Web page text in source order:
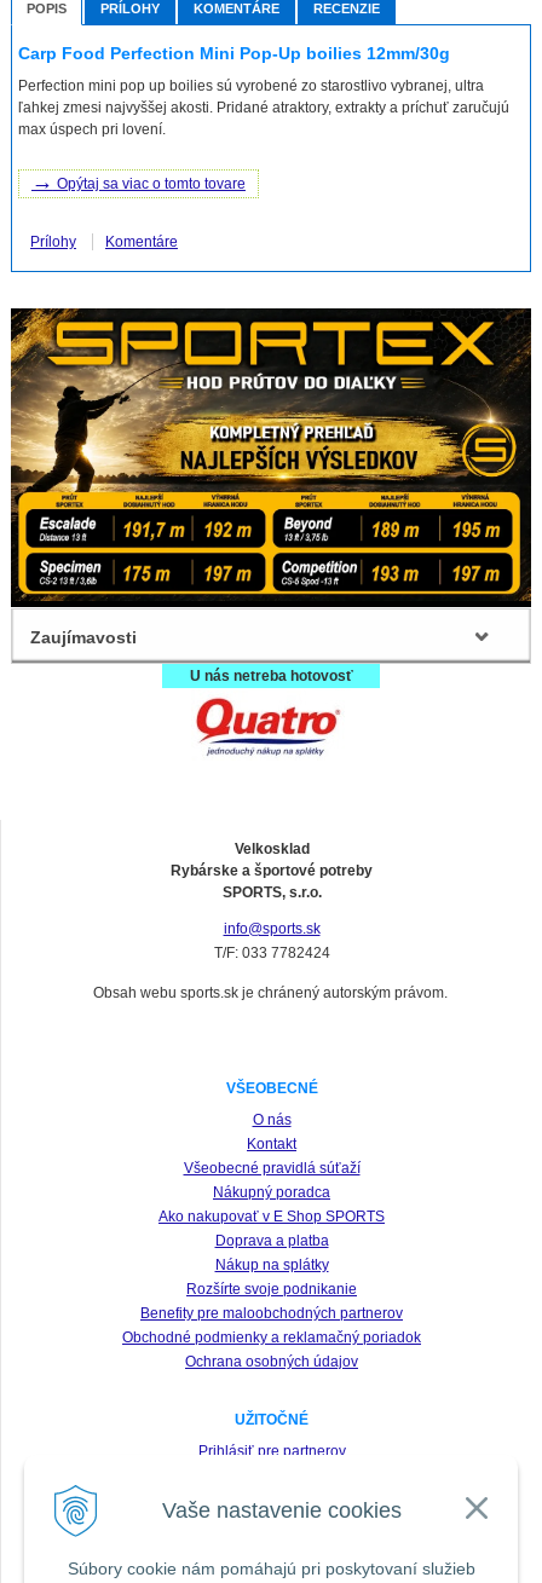
Vaše nastavenie cookies
Súbory cookie nám pomáhajú pri poskytovaní služieb
POPIS PRÍLOHY KOMENTÁRE RECENZIE
Carp Food Perfection Mini Pop-Up boilies 12mm/30g
Perfection mini pop up boilies sú vyrobené zo starostlivo vybranej, ultra
ľahkej zmesi najvyššej akosti. Pridané atraktory, extrakty a príchuť zaručujú
max úspech pri lovení.
→ Opýtaj sa viac o tomto tovare
Prílohy Komentáre
Zaujímavosti
U nás netreba hotovosť
Velkosklad
Rybárske a športové potreby
SPORTS, s.r.o.
info@sports.sk
T/F: 033 7782424
Obsah webu sports.sk je chránený autorským právom.
VŠEOBECNÉ
O nás
Kontakt
Všeobecné pravidlá súťaží
Nákupný poradca
Ako nakupovať v E Shop SPORTS
Doprava a platba
Nákup na splátky
Rozšírte svoje podnikanie
Benefity pre maloobchodných partnerov
Obchodné podmienky a reklamačný poriadok
Ochrana osobných údajov
UŽITOČNÉ
Prihlásiť pre partnerov
Zabudnuté heslo